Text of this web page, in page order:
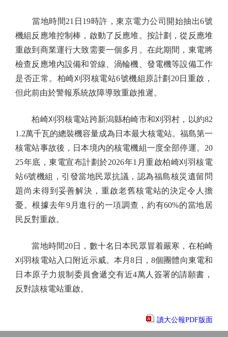
當地時間21日19時許，東京電力公司開始抽出6號
機組反應堆控制棒，啟動了反應堆。按計劃，從反應堆
重啟到商業運行大致需要一個多月。在此期間，東電將
檢查反應堆內設備和管線、渦輪機、發電機等設備工作
是否正常。柏崎刈羽核電站6號機組原計劃20日重啟，
但此前由於警報系統故障導致重啟推遲。
柏崎刈羽核電站跨新潟縣柏崎市和刈羽村，以約82
1.2萬千瓦的總裝機容量成為日本最大核電站。福島第一
核電站事故後，日本境內的核電機組一度全部停運。20
25年底，東電宣布計劃於2026年1月重啟柏崎刈羽核電
站6號機組，引發當地民眾抗議，認為福島核災遺留問
題尚未得到妥善解決，重啟老舊核電站的決定令人擔
憂。根據去年9月進行的一項調查，約有60%的當地居
民反對重啟。
當地時間20日，數十名日本民眾冒着嚴寒，在柏崎
刈羽核電站入口附近示威。本月8日，8個團體向東電和
日本原子力規制委員會遞交有近4萬人簽署的請願書，
反對該核電站重啟。
讀大公報PDF版面